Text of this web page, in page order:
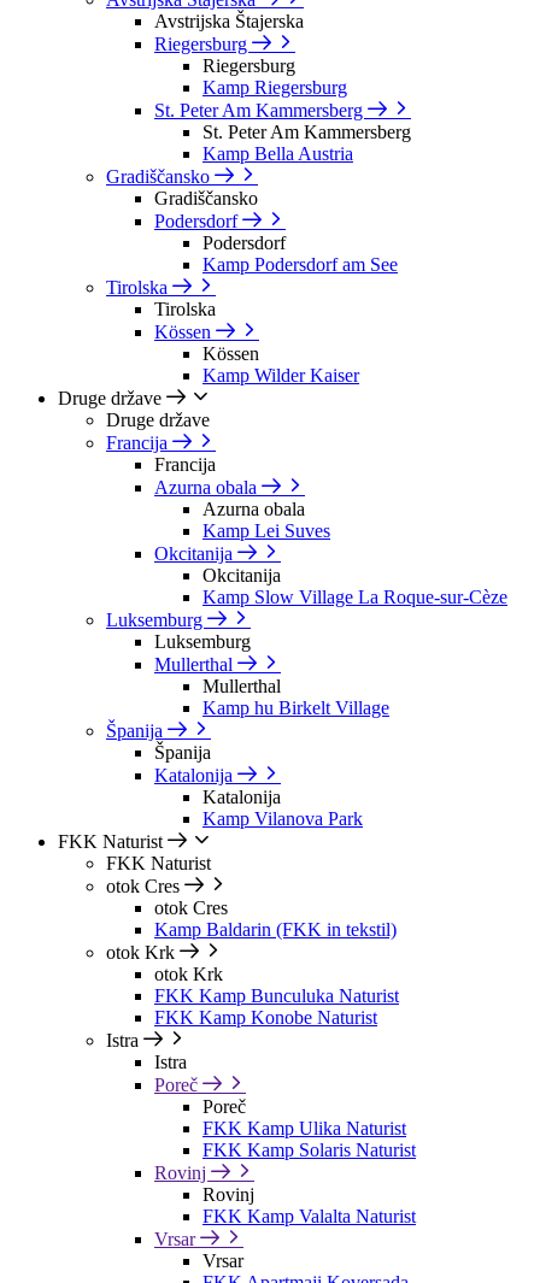
Avstrijska Štajerska
Riegersburg
Riegersburg
Kamp Riegersburg
St. Peter Am Kammersberg
St. Peter Am Kammersberg
Kamp Bella Austria
Gradiščansko
Gradiščansko
Podersdorf
Podersdorf
Kamp Podersdorf am See
Tirolska
Tirolska
Kössen
Kössen
Kamp Wilder Kaiser
Druge države
Druge države
Francija
Francija
Azurna obala
Azurna obala
Kamp Lei Suves
Okcitanija
Okcitanija
Kamp Slow Village La Roque-sur-Cèze
Luksemburg
Luksemburg
Mullerthal
Mullerthal
Kamp hu Birkelt Village
Španija
Španija
Katalonija
Katalonija
Kamp Vilanova Park
FKK Naturist
FKK Naturist
otok Cres
otok Cres
Kamp Baldarin (FKK in tekstil)
otok Krk
otok Krk
FKK Kamp Bunculuka Naturist
FKK Kamp Konobe Naturist
Istra
Istra
Poreč
Poreč
FKK Kamp Ulika Naturist
FKK Kamp Solaris Naturist
Rovinj
Rovinj
FKK Kamp Valalta Naturist
Vrsar
Vrsar